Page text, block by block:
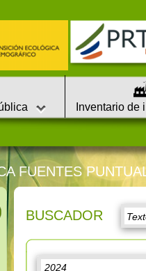
Inventario de
FUENTES
BUSCADOR